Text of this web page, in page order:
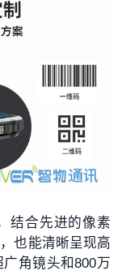
结合先进的像素
也能清晰呈现高
角镜头和800万